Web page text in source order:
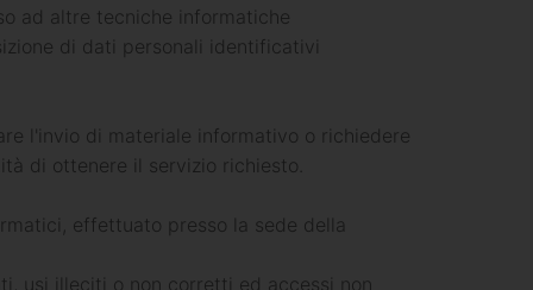
ad altre tecniche informatiche
di dati personali identificativi
l'invio di materiale informativo o richiedere
di ottenere il servizio richiesto.
effettuato presso la sede della
usi illeciti o non corretti ed accessi non